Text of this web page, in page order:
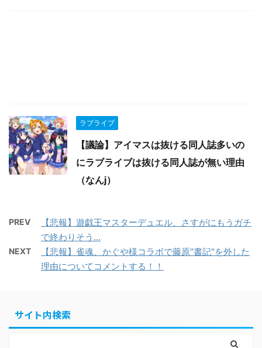
ラブライブ
【議論】アイマスは抜ける同人誌多いの
にラブライブは抜ける同人誌が無い理由
（なんj）
PREV
【悲報】遊戯王マスターデュエル、さすがにもうガチ
で終わりそう…
NEXT
【悲報】雀魂、かぐや様コラボで藤原"書記"を外した
理由についてコメントする！！
サイト内検索